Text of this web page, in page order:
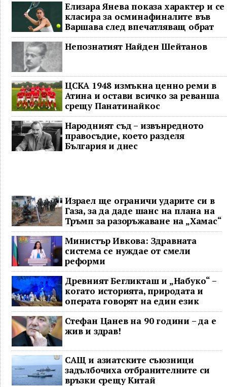
Елизара Янева показа характер и се
класира за осминафиналите във
Варшава след впечатляващ обрат
Непознатият Найден Шейтанов
ЦСКА 1948 измъкна ценно реми в
Атина и остави всичко за реванша
срещу Панатинайкос
Народният съд – извънредното
правосъдие, което разделя
България и днес
Израел ще ограничи ударите си в
Газа, за да даде шанс на плана на
Тръмп за разоръжаване на „Хамас“
Министър Ивкова: Здравната
система се нуждае от смели
реформи
Древният Бегликташ и „Набуко“ –
когато историята, природата и
операта говорят на един език
Стефан Цанев на 90 години – да е
жив и здрав!
САЩ и азиатските съюзници
задълбочиха отбранителните си
връзки срещу Китай